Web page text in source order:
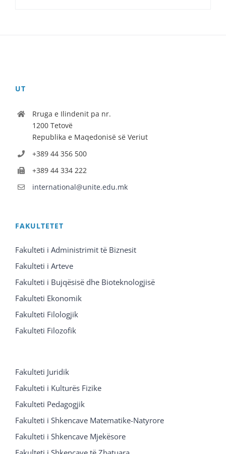
UT
Rruga e Ilindenit pa nr.
1200 Tetovë
Republika e Maqedonisë së Veriut
+389 44 356 500
+389 44 334 222
international@unite.edu.mk
FAKULTETET
Fakulteti i Administrimit të Biznesit
Fakulteti i Arteve
Fakulteti i Bujqësisë dhe Bioteknologjisë
Fakulteti Ekonomik
Fakulteti Filologjik
Fakulteti Filozofik
Fakulteti Juridik
Fakulteti i Kulturës Fizike
Fakulteti Pedagogjik
Fakulteti i Shkencave Matematike-Natyrore
Fakulteti i Shkencave Mjekësore